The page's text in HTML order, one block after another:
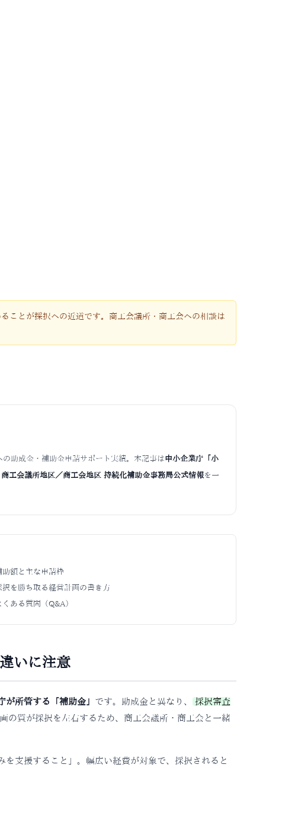
ことが採択への近道です。商工会議所・商工会への相談は
助成金・補助金申請サポート実績。本記事は中小企業庁「小
工会議所地区／商工会地区 持続化補助金事務局公式情報を一
助額と主な申請枠
択を勝ち取る経営計画の書き方
くある質問（Q&A）
いに注意
が所管する「補助金」 です。助成金と異なり、
採択審査
の質が採択を左右するため、商工会議所・商工会と一緒
支援すること」。幅広い経費が対象で、採択されると